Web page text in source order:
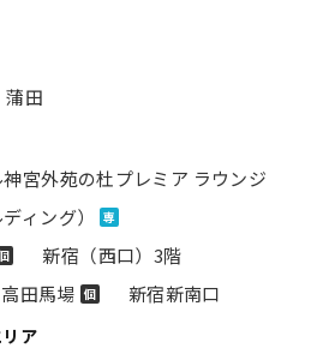
蒲田
宮外苑の​杜プレミア ラウンジ
ィング）
専
新宿（西口）3階
高田馬場 個 新宿新南口
ア